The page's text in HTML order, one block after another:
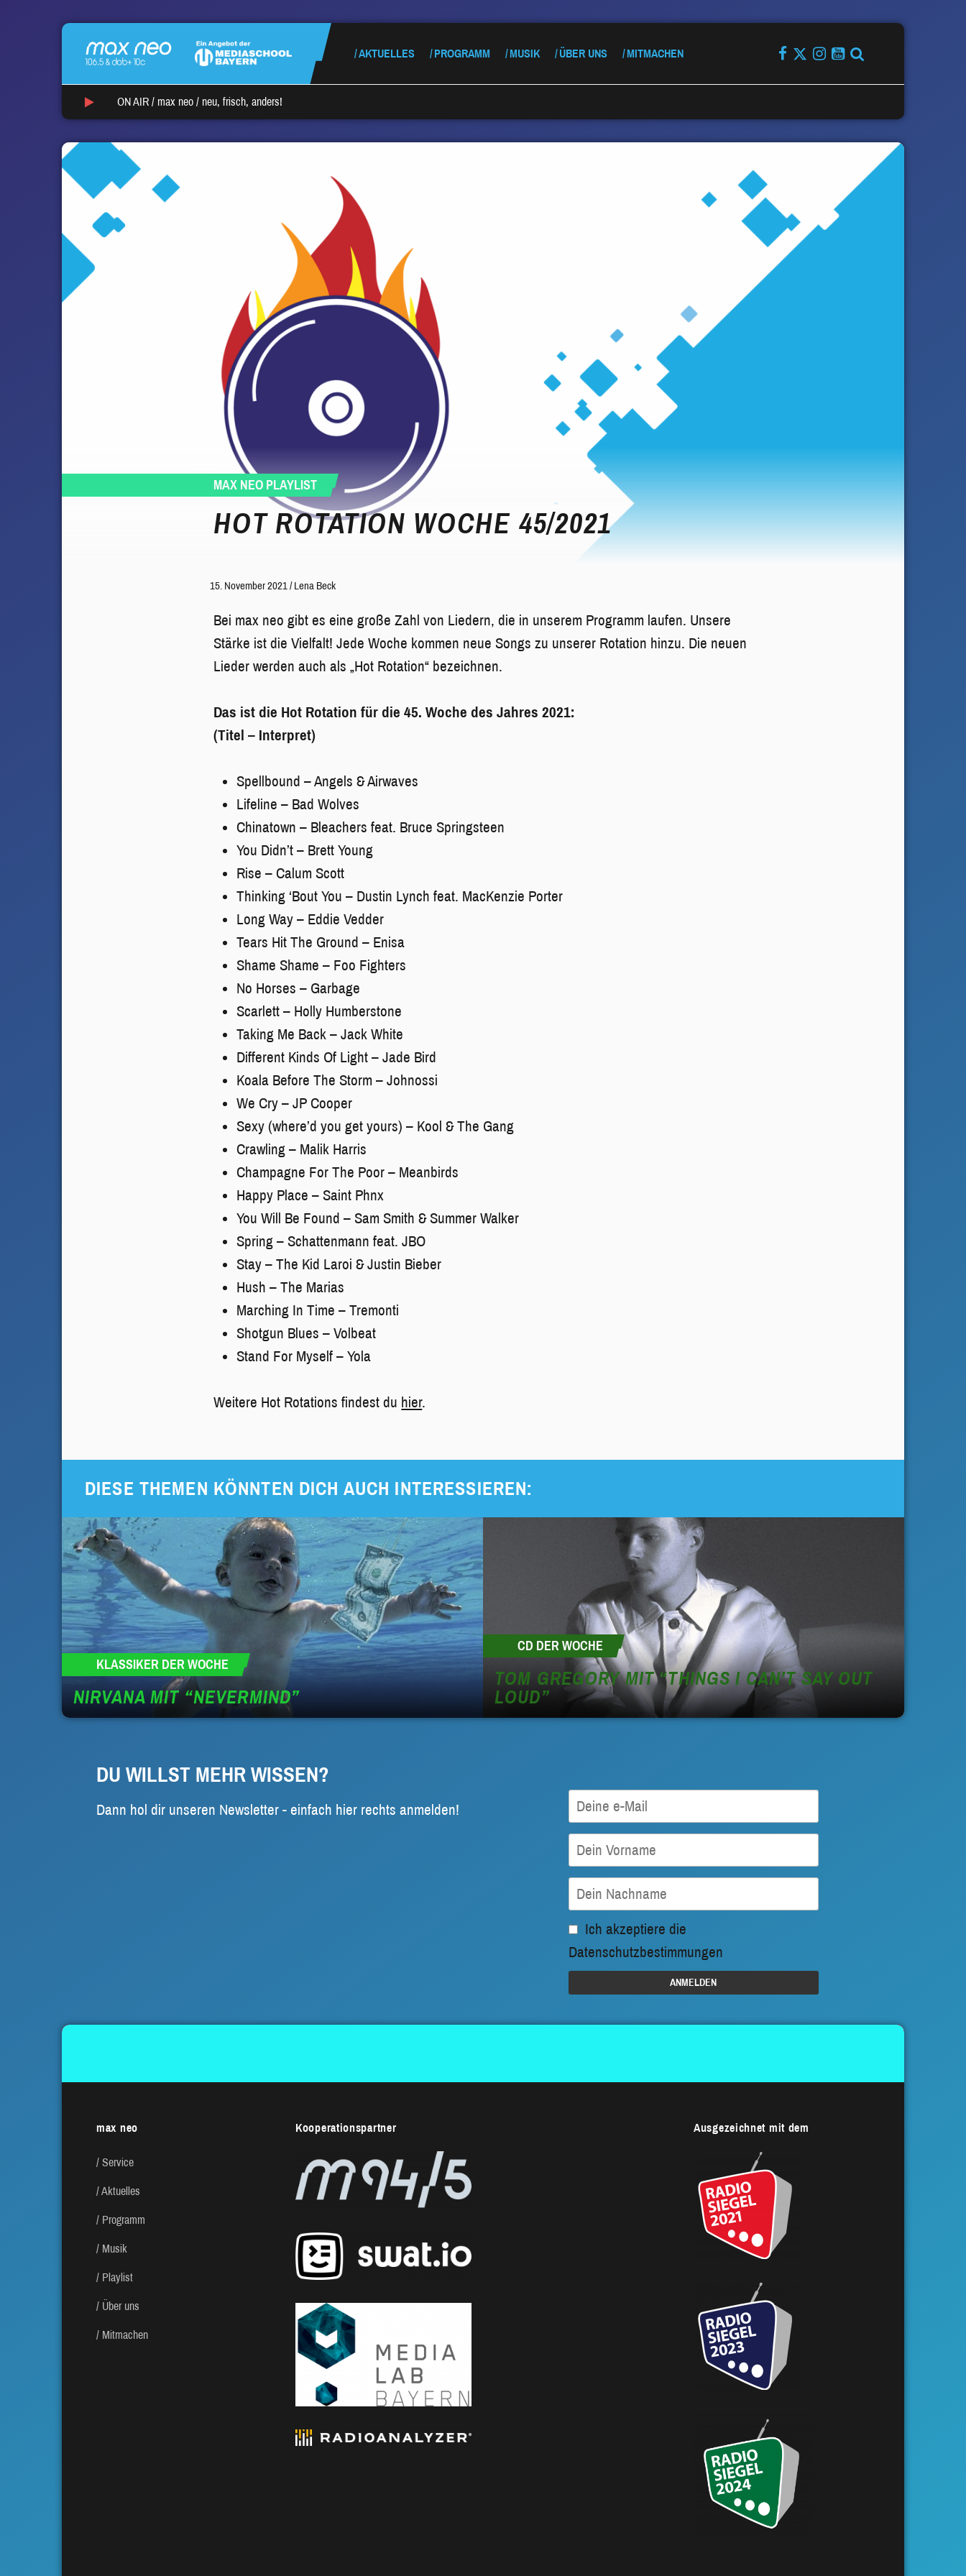
AKTUELLES PROGRAMM MUSIK ÜBER UNS MITMACHEN
ON AIR / max neo / neu, frisch, anders!
MAX NEO PLAYLIST
HOT ROTATION WOCHE 45/2021
15. November 2021 /Lena Beck
Bei max neo gibt es eine große Zahl von Liedern, die in unserem Programm laufen. Unsere
Stärke ist die Vielfalt! Jede Woche kommen neue Songs zu unserer Rotation hinzu. Die neuen
Lieder werden auch als „Hot Rotation“ bezeichnen.
Das ist die Hot Rotation für die 45. Woche des Jahres 2021:
(Titel – Interpret)
Spellbound – Angels & Airwaves
Lifeline – Bad Wolves
Chinatown – Bleachers feat. Bruce Springsteen
You Didn’t – Brett Young
Rise – Calum Scott
Thinking ‘Bout You – Dustin Lynch feat. MacKenzie Porter
Long Way – Eddie Vedder
Tears Hit The Ground – Enisa
Shame Shame – Foo Fighters
No Horses – Garbage
Scarlett – Holly Humberstone
Taking Me Back – Jack White
Different Kinds Of Light – Jade Bird
Koala Before The Storm – Johnossi
We Cry – JP Cooper
Sexy (where’d you get yours) – Kool & The Gang
Crawling – Malik Harris
Champagne For The Poor – Meanbirds
Happy Place – Saint Phnx
You Will Be Found – Sam Smith & Summer Walker
Spring – Schattenmann feat. JBO
Stay – The Kid Laroi & Justin Bieber
Hush – The Marias
Marching In Time – Tremonti
Shotgun Blues – Volbeat
Stand For Myself – Yola
Weitere Hot Rotations findest du hier.
DIESE THEMEN KÖNNTEN DICH AUCH INTERESSIEREN:
KLASSIKER DER WOCHE
NIRVANA MIT “NEVERMIND”
CD DER WOCHE
TOM GREGORY MIT “THINGS I CAN’T SAY OUT
LOUD”
DU WILLST MEHR WISSEN?
Dann hol dir unseren Newsletter - einfach hier rechts anmelden!
Ich akzeptiere die
Datenschutzbestimmungen
max neo
Service
Aktuelles
Programm
Musik
Playlist
Über uns
Mitmachen
Kooperationspartner Ausgezeichnet mit dem